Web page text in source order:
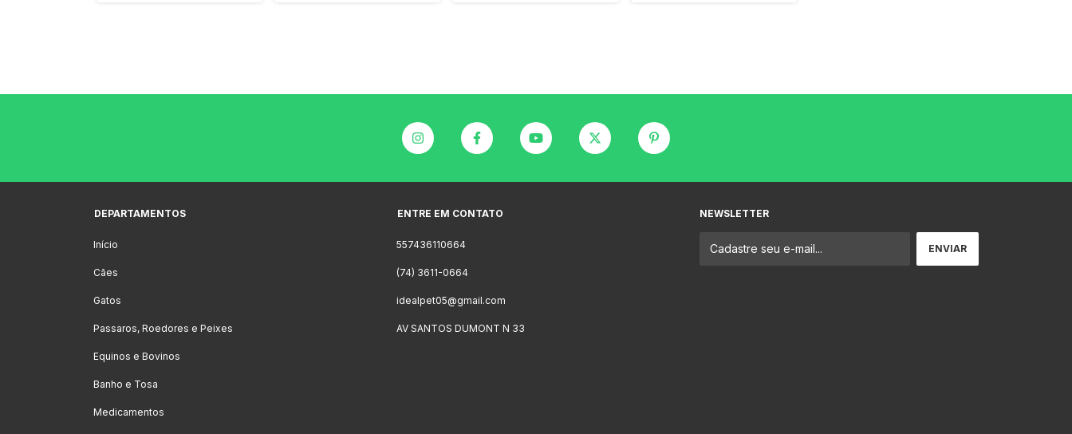
DEPARTAMENTOS
Início
Cães
Gatos
Passaros, Roedores e Peixes
Equinos e Bovinos
Banho e Tosa
Medicamentos
ENTRE EM CONTATO
557436110664
(74) 3611-0664
idealpet05@gmail.com
AV SANTOS DUMONT N 33
NEWSLETTER